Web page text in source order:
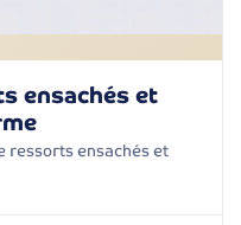
ensachés et
ressorts ensachés et